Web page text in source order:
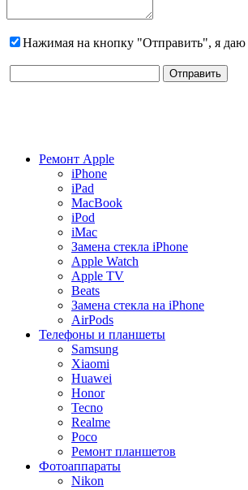
Нажимая на кнопку "Отправить", я даю
Ремонт Apple
iPhone
iPad
MacBook
iPod
iMac
Замена стекла iPhone
Apple Watch
Apple TV
Beats
Замена стекла на iPhone
AirPods
Телефоны и планшеты
Samsung
Xiaomi
Huawei
Honor
Tecno
Realme
Poco
Ремонт планшетов
Фотоаппараты
Nikon